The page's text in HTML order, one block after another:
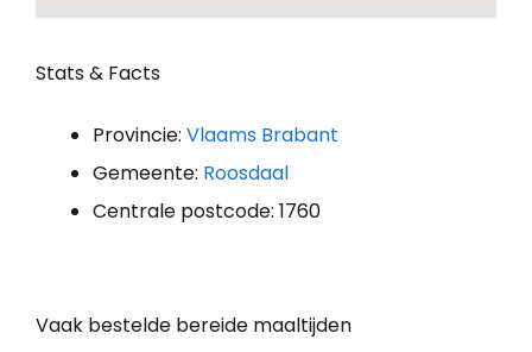
Stats & Facts
Provincie: Vlaams Brabant
Gemeente: Roosdaal
Centrale postcode: 1760
Vaak bestelde bereide maaltijden